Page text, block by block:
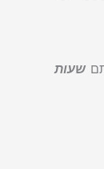
שעות